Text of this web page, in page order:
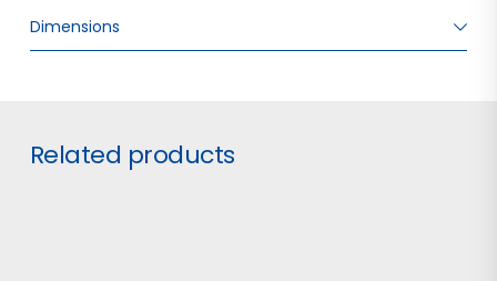
Dimensions
Related products